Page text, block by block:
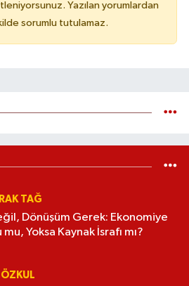
Yazılan yorumlardan
sorumlu tutulamaz.
TAĞ
Dönüşüm Gerek: Ekonomiye
mu, Yoksa Kaynak İsrafı mı?